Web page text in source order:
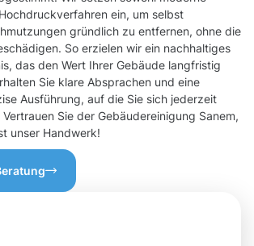
ein, um selbst
gründlich zu entfernen, ohne die
So erzielen wir ein nachhaltiges
das den Wert Ihrer Gebäude langfristig
Sie klare Absprachen und eine
Ausführung, auf die Sie sich jederzeit
Sie der Gebäudereinigung Sanem,
unser Handwerk!